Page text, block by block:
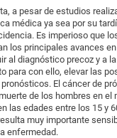
a pesar de estudios
médica ya sea por su
Es imperioso que
los principales avances en
al diagnóstico precoz y a
para con ello, elevar las
El cáncer de
de los hombres en el
las edades entre los 15 y
muy importante
enfermedad.